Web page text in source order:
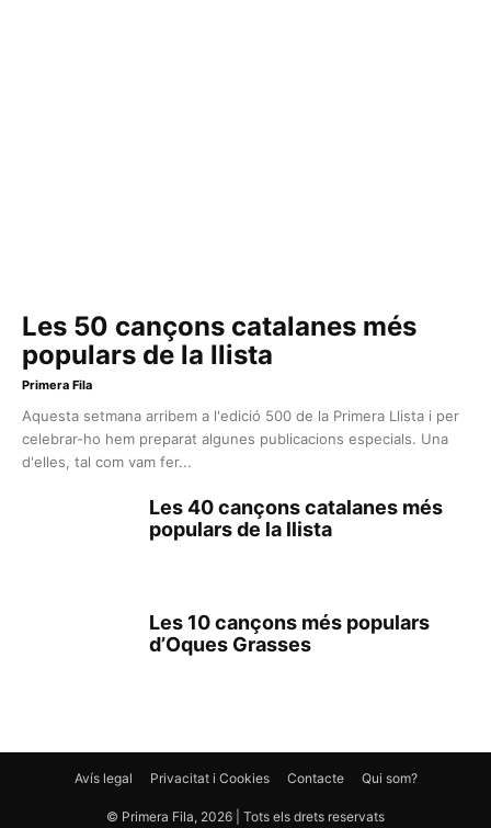
Les 50 cançons catalanes més
populars de la llista
Primera Fila
Aquesta setmana arribem a l'edició 500 de la Primera Llista i per
celebrar-ho hem preparat algunes publicacions especials. Una
d'elles, tal com vam fer...
Les 40 cançons catalanes més
populars de la llista
Les 10 cançons més populars
d’Oques Grasses
Avís legal Privacitat i Cookies Contacte Qui som?
© Primera Fila, 2026 | Tots els drets reservats